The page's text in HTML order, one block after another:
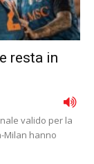
resta in
valido per la
Milan hanno